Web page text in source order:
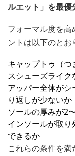
ルエット」を最優
フォーマル度を
ントは以下のとお
キャップトゥ（
スシューズライ
アッパー全体が
り返しが少ないか
ソールの厚みが2
インソールが取
できるか
これらの条件を満